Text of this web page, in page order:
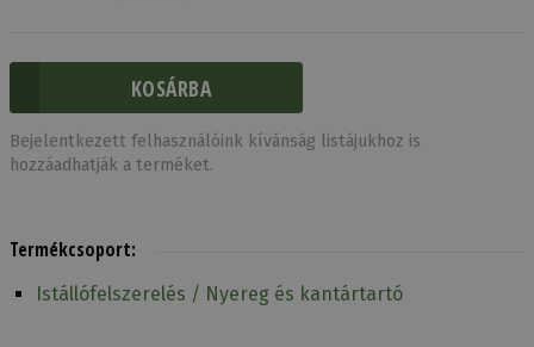
Bejelentkezett felhasználóink kívánság listájukhoz is
hozzáadhatják a terméket.
Termékcsoport:
Istállófelszerelés / Nyereg és kantártartó